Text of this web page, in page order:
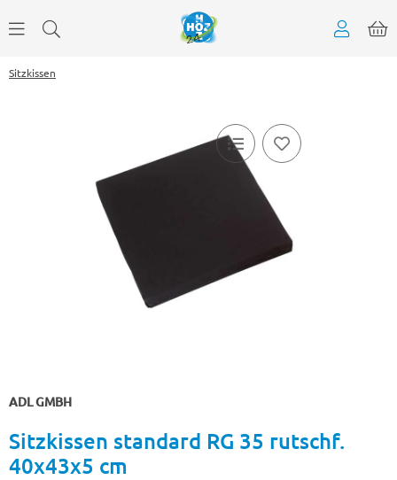
Sitzkissen
ADL GMBH
Sitzkissen standard RG 35 rutschf.
40x43x5 cm